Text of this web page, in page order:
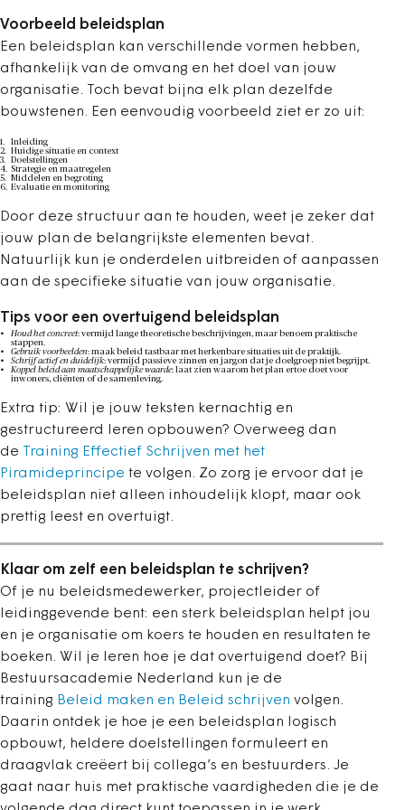
Voorbeeld beleidsplan
Een beleidsplan kan verschillende vormen hebben,
afhankelijk van de omvang en het doel van jouw
organisatie. Toch bevat bijna elk plan dezelfde
bouwstenen. Een eenvoudig voorbeeld ziet er zo uit:
Inleiding
Huidige situatie en context
Doelstellingen
Strategie en maatregelen
Middelen en begroting
Evaluatie en monitoring
Door deze structuur aan te houden, weet je zeker dat
jouw plan de belangrijkste elementen bevat.
Natuurlijk kun je onderdelen uitbreiden of aanpassen
aan de specifieke situatie van jouw organisatie.
Tips voor een overtuigend beleidsplan
Houd het concreet: vermijd lange theoretische beschrijvingen, maar benoem praktische
stappen.
Gebruik voorbeelden: maak beleid tastbaar met herkenbare situaties uit de praktijk.
Schrijf actief en duidelijk: vermijd passieve zinnen en jargon dat je doelgroep niet begrijpt.
Koppel beleid aan maatschappelijke waarde: laat zien waarom het plan ertoe doet voor
inwoners, cliënten of de samenleving.
Extra tip: Wil je jouw teksten kernachtig en
gestructureerd leren opbouwen? Overweeg dan
de
Training Effectief Schrijven met het
Piramideprincipe te volgen. Zo zorg je ervoor dat je
beleidsplan niet alleen inhoudelijk klopt, maar ook
prettig leest en overtuigt.
Klaar om zelf een beleidsplan te schrijven?
Of je nu beleidsmedewerker, projectleider of
leidinggevende bent: een sterk beleidsplan helpt jou
en je organisatie om koers te houden en resultaten te
boeken. Wil je leren hoe je dat overtuigend doet? Bij
Bestuursacademie Nederland kun je de
training Beleid maken en Beleid schrijven volgen.
Daarin ontdek je hoe je een beleidsplan logisch
opbouwt, heldere doelstellingen formuleert en
draagvlak creëert bij collega’s en bestuurders. Je
gaat naar huis met praktische vaardigheden die je de